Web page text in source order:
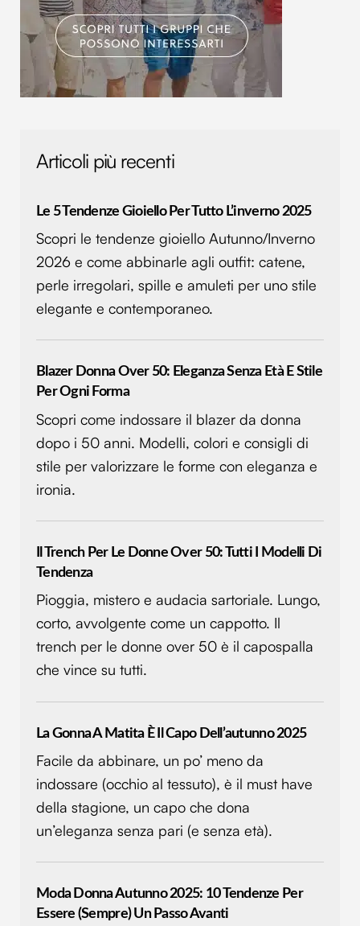
analizzare il nostro traffico. Condividiamo inoltre
informazioni sul modo in cui utilizzi il nostro sito con i
nostri partner che si occupano di analisi dei dati web,
pubblicità e social media, i quali potrebbero combinarle
con altre informazioni che hai fornito loro o che hanno
raccolto dal tuo utilizzo dei loro servizi.
Articoli più recenti
Le 5 Tendenze Gioiello Per Tutto L’inverno 2025
Scopri le tendenze gioiello Autunno/Inverno
2026 e come abbinarle agli outfit: catene,
perle irregolari, spille e amuleti per uno stile
elegante e contemporaneo.
Blazer Donna Over 50: Eleganza Senza Età E Stile
Per Ogni Forma
Scopri come indossare il blazer da donna
dopo i 50 anni. Modelli, colori e consigli di
stile per valorizzare le forme con eleganza e
ironia.
Il Trench Per Le Donne Over 50: Tutti I Modelli Di
Tendenza
Pioggia, mistero e audacia sartoriale. Lungo,
corto, avvolgente come un cappotto. Il
trench per le donne over 50 è il capospalla
che vince su tutti.
La Gonna A Matita È Il Capo Dell’autunno 2025
Facile da abbinare, un po’ meno da
indossare (occhio al tessuto), è il must have
della stagione, un capo che dona
un’eleganza senza pari (e senza età).
Moda Donna Autunno 2025: 10 Tendenze Per
Essere (sempre) Un Passo Avanti